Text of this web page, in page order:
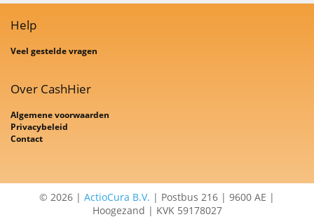
Help
Veel gestelde vragen
Over CashHier
Algemene voorwaarden
Privacybeleid
Contact
© 2026 | ActioCura B.V. | Postbus 216 | 9600 AE |
Hoogezand | KVK 59178027